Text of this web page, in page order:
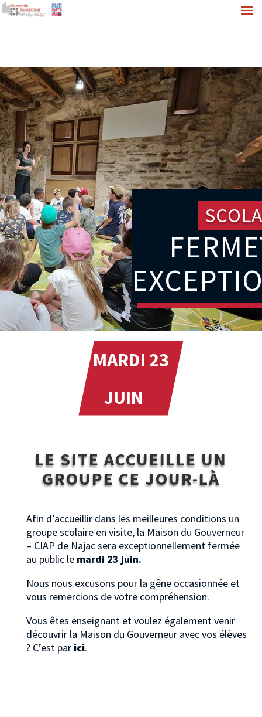
MARDI 23
JUIN
LE SITE ACCUEILLE UN
GROUPE CE JOUR-LÀ
Afin d’accueillir dans les meilleures conditions un
groupe scolaire en visite, la Maison du Gouverneur
– CIAP de Najac sera exceptionnellement fermée
au public le mardi 23 juin.
Nous nous excusons pour la gêne occasionnée et
vous remercions de votre compréhension.
Vous êtes enseignant et voulez également venir
découvrir la Maison du Gouverneur avec vos élèves
? C’est par ici.